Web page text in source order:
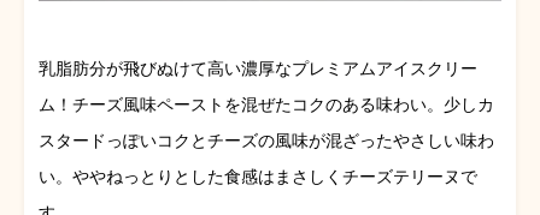
乳脂肪分が飛びぬけて高い濃厚なプレミアムアイスクリー
ム！チーズ風味ペーストを混ぜたコクのある味わい。少しカ
スタードっぽいコクとチーズの風味が混ざったやさしい味わ
い。ややねっとりとした食感はまさしくチーズテリーヌで